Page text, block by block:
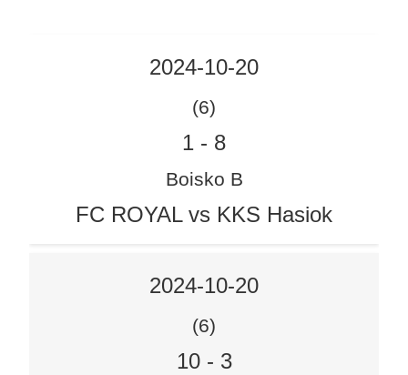
2024-10-20
(6)
1 - 8
Boisko B
FC ROYAL vs KKS Hasiok
2024-10-20
(6)
10- 3